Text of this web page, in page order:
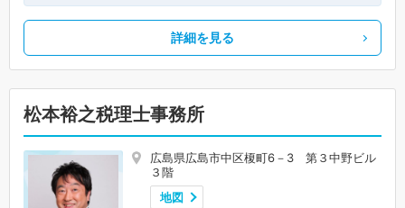
詳細を見る
松本裕之税理士事務所
広島県広島市中区榎町6－3 第３中野ビル
３階
地図